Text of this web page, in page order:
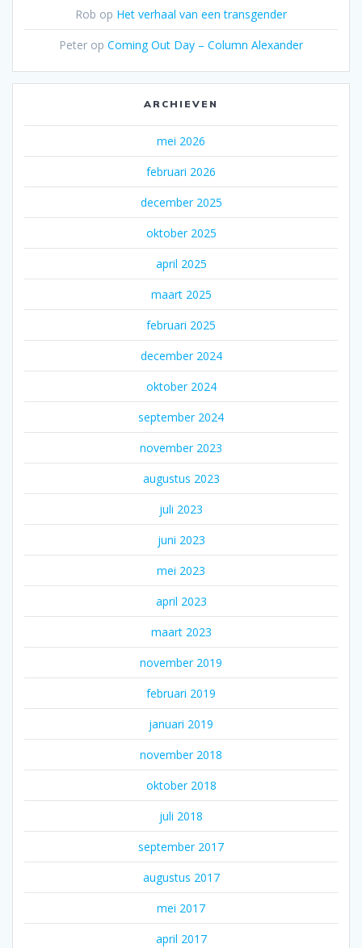
Rob op Het verhaal van een transgender
Peter op Coming Out Day – Column Alexander
ARCHIEVEN
mei 2026
februari 2026
december 2025
oktober 2025
april 2025
maart 2025
februari 2025
december 2024
oktober 2024
september 2024
november 2023
augustus 2023
juli 2023
juni 2023
mei 2023
april 2023
maart 2023
november 2019
februari 2019
januari 2019
november 2018
oktober 2018
juli 2018
september 2017
augustus 2017
mei 2017
april 2017